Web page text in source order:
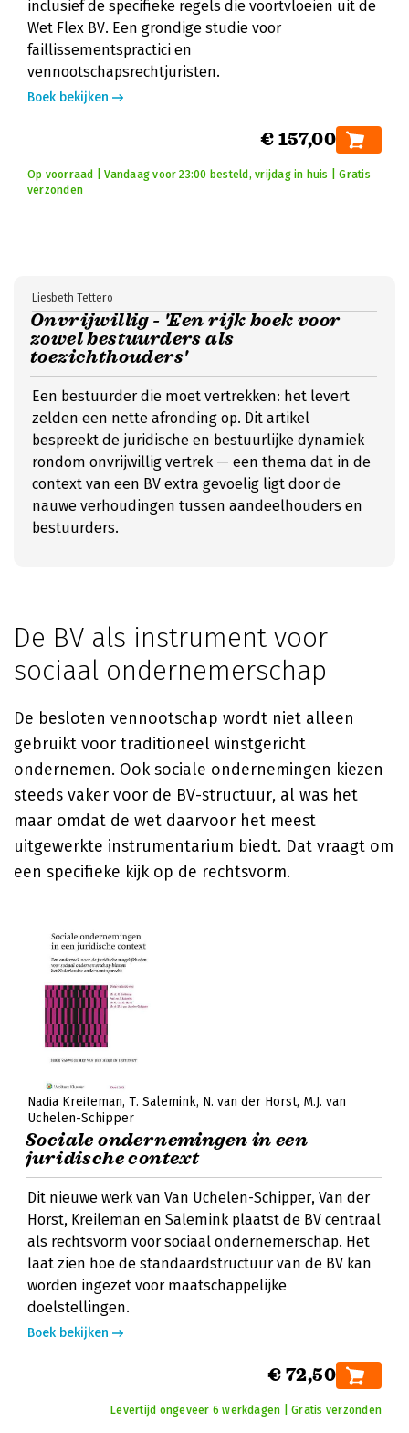
inclusief de specifieke regels die voortvloeien uit de
Wet Flex BV. Een grondige studie voor
faillissementspractici en
vennootschapsrechtjuristen.
Boek bekijken
€ 157,00
Op voorraad | Vandaag voor 23:00 besteld, vrijdag in huis | Gratis
verzonden
Onvrijwillig - 'Een rijk boek voor
zowel bestuurders als
toezichthouders'
Liesbeth Tettero
Een bestuurder die moet vertrekken: het levert
zelden een nette afronding op. Dit artikel
bespreekt de juridische en bestuurlijke dynamiek
rondom onvrijwillig vertrek — een thema dat in de
context van een BV extra gevoelig ligt door de
nauwe verhoudingen tussen aandeelhouders en
bestuurders.
De BV als instrument voor
sociaal ondernemerschap
De besloten vennootschap wordt niet alleen
gebruikt voor traditioneel winstgericht
ondernemen. Ook sociale ondernemingen kiezen
steeds vaker voor de BV-structuur, al was het
maar omdat de wet daarvoor het meest
uitgewerkte instrumentarium biedt. Dat vraagt om
een specifieke kijk op de rechtsvorm.
Nadia Kreileman T. Salemink N. van der Horst M.J. van
Uchelen-Schipper
Sociale ondernemingen in een
juridische context
Dit nieuwe werk van Van Uchelen-Schipper, Van der
Horst, Kreileman en Salemink plaatst de BV centraal
als rechtsvorm voor sociaal ondernemerschap. Het
laat zien hoe de standaardstructuur van de BV kan
worden ingezet voor maatschappelijke
doelstellingen.
Boek bekijken
€ 72,50
Levertijd ongeveer 6 werkdagen | Gratis verzonden